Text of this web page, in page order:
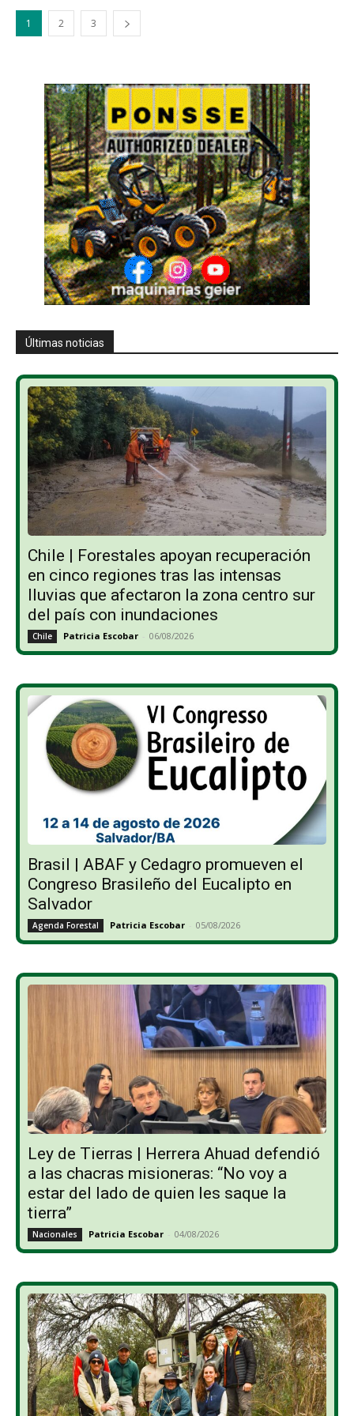
1 2 3
Últimas noticias
Chile | Forestales apoyan recuperación
en cinco regiones tras las intensas
lluvias que afectaron la zona centro sur
del país con inundaciones
Chile Patricia Escobar - 06/08/2026
Brasil | ABAF y Cedagro promueven el
Congreso Brasileño del Eucalipto en
Salvador
Agenda Forestal Patricia Escobar - 05/08/2026
Ley de Tierras | Herrera Ahuad defendió
a las chacras misioneras: “No voy a
estar del lado de quien les saque la
tierra”
Nacionales Patricia Escobar - 04/08/2026